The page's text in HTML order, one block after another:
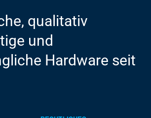
qualitativ
und
Hardware seit